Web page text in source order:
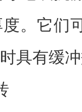
。它们
具有缓